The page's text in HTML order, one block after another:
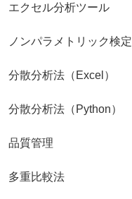
エクセル分析ツール
ノンパラメトリック検定
分散分析法（Excel）
分散分析法（Python）
品質管理
多重比較法